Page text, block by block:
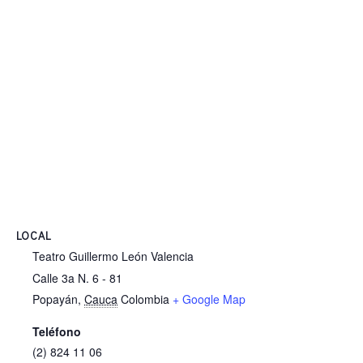
LOCAL
Teatro Guillermo León Valencia
Calle 3a N. 6 - 81
Popayán, Cauca Colombia + Google Map
Teléfono
(2) 824 11 06